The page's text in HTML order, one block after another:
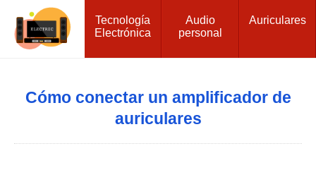
Tecnología
Electrónica
Audio
personal
Auriculares
Cómo conectar un amplificador de
auriculares